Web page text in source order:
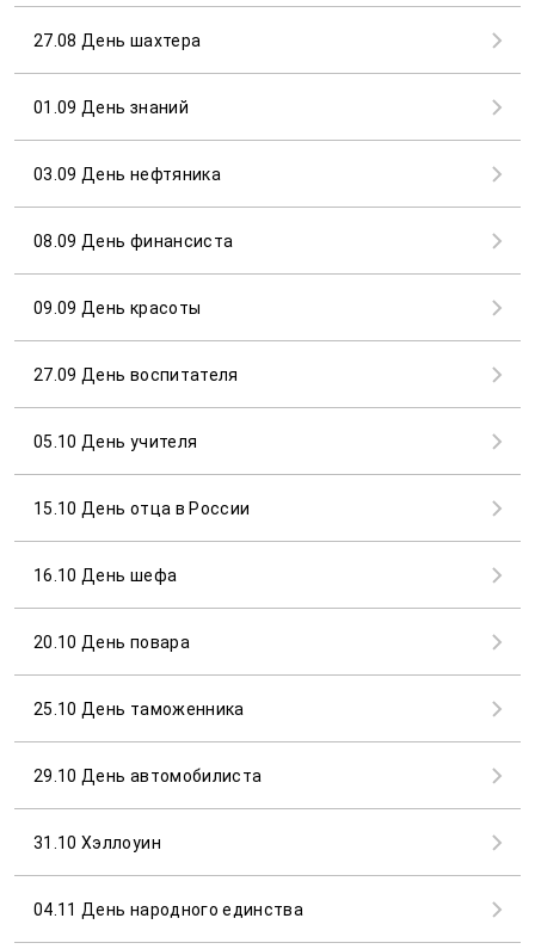
27.08 День шахтера
01.09 День знаний
03.09 День нефтяника
08.09 День финансиста
09.09 День красоты
27.09 День воспитателя
05.10 День учителя
15.10 День отца в России
16.10 День шефа
20.10 День повара
25.10 День таможенника
29.10 День автомобилиста
31.10 Хэллоуин
04.11 День народного единства